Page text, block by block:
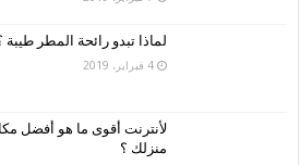
لماذا تبدو رائحة المطر
4 فبراير، 2019
لأنترنت أقوى ما هو أفضل
منزلك ؟